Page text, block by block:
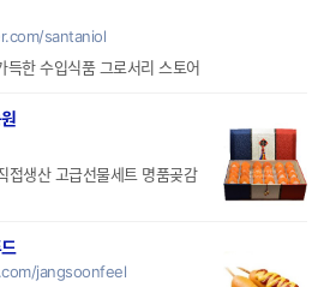
santaniol
매일, 매주, 새로운 이벤트들이 가득한 수입식품 그로서리 스토어
접생산 고급선물세트 명품곶감
jangsoonfeel